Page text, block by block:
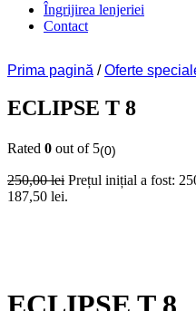
Îngrijirea lenjeriei
Contact
Prima pagină /Oferte
ECLIPSE T 8
Rated 0 out of 5(0)
250,00lei Prețul inițial a fost:
187,50 lei.